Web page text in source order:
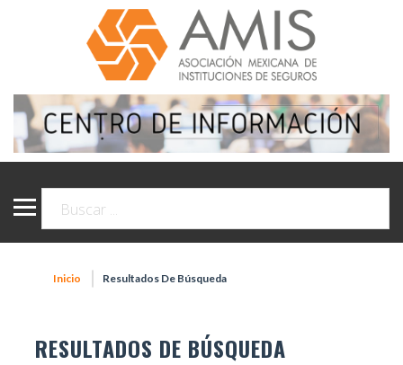
Inicio Resultados De Búsqueda
RESULTADOS DE BÚSQUEDA